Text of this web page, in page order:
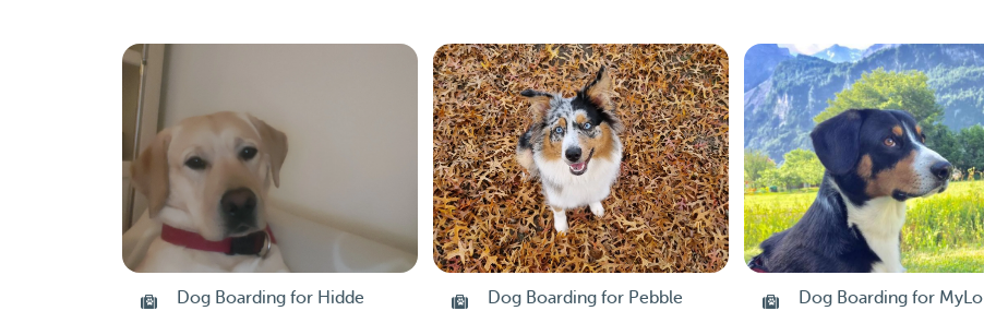
Dog Boarding for Hidde Dog Boarding for Pebble Dog Boarding for MyLo